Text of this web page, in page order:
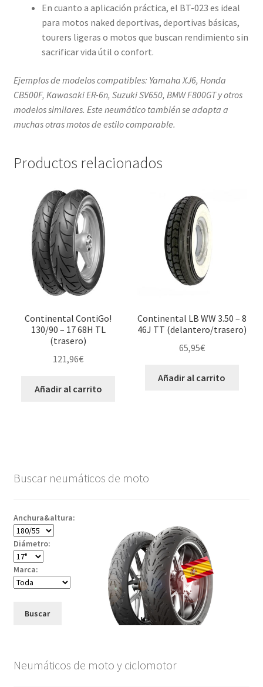
En cuanto a aplicación práctica, el BT-023 es ideal
para motos naked deportivas, deportivas básicas,
tourers ligeras o motos que buscan rendimiento sin
sacrificar vida útil o confort.
Ejemplos de modelos compatibles: Yamaha XJ6, Honda
CB500F, Kawasaki ER-6n, Suzuki SV650, BMW F800GT y otros
modelos similares. Este neumático también se adapta a
muchas otras motos de estilo comparable.
Productos relacionados
Continental ContiGo!
130/90 – 17 68H TL
(trasero)
121,96€
Añadir al carrito
Continental LB WW 3.50 – 8
46J TT (delantero/trasero)
65,95€
Añadir al carrito
Buscar neumáticos de moto
Anchura&altura:
Diámetro:
Marca:
Buscar
Neumáticos de moto y ciclomotor